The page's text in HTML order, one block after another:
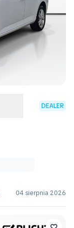
DEALER
04 sierpnia 2026